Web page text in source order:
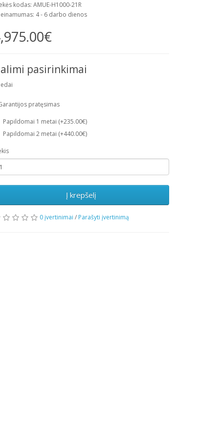
kodas: AMUE-H1000-21R
4 - 6 darbo dienos
pasirinkimai
pratęsimas
Papildomai 1 metai (+235.00€)
Papildomai 2 metai (+440.00€)
Į krepšelį
0 įvertinimai / Parašyti įvertinimą